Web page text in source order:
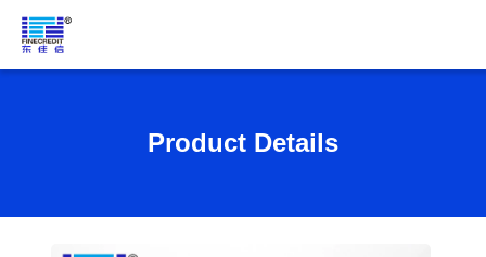
Product Details